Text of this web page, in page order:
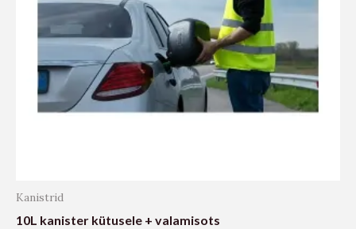
Kanistrid
10L kanister kütusele + valamisots